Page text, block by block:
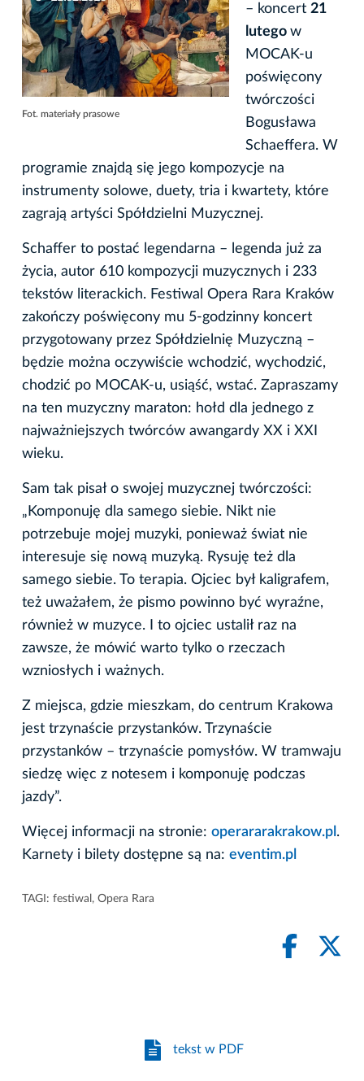
Fot. materiały prasowe
– koncert 21
lutego w
MOCAK-u
poświęcony
twórczości
Bogusława
Schaeffera. W
programie znajdą się jego kompozycje na
instrumenty solowe, duety, tria i kwartety, które
zagrają artyści Spółdzielni Muzycznej.
Schaffer to postać legendarna – legenda już za
życia, autor 610 kompozycji muzycznych i 233
tekstów literackich. Festiwal Opera Rara Kraków
zakończy poświęcony mu 5-godzinny koncert
przygotowany przez Spółdzielnię Muzyczną –
będzie można oczywiście wchodzić, wychodzić,
chodzić po MOCAK-u, usiąść, wstać. Zapraszamy
na ten muzyczny maraton: hołd dla jednego z
najważniejszych twórców awangardy XX i XXI
wieku.
Sam tak pisał o swojej muzycznej twórczości:
„Komponuję dla samego siebie. Nikt nie
potrzebuje mojej muzyki, ponieważ świat nie
interesuje się nową muzyką. Rysuję też dla
samego siebie. To terapia. Ojciec był kaligrafem,
też uważałem, że pismo powinno być wyraźne,
również w muzyce. I to ojciec ustalił raz na
zawsze, że mówić warto tylko o rzeczach
wzniosłych i ważnych.
Z miejsca, gdzie mieszkam, do centrum Krakowa
jest trzynaście przystanków. Trzynaście
przystanków – trzynaście pomysłów. W tramwaju
siedzę więc z notesem i komponuję podczas
jazdy”.
Więcej informacji na stronie: operararakrakow.pl .
Karnety i bilety dostępne są na: eventim.pl
TAGI: festiwal , Opera Rara
tekst w PDF